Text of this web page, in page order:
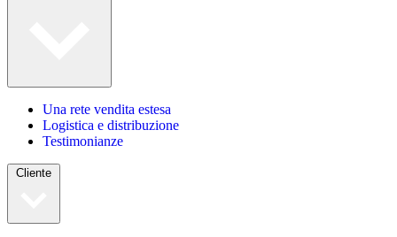
Una rete vendita estesa
Logistica e distribuzione
Testimonianze
Cliente